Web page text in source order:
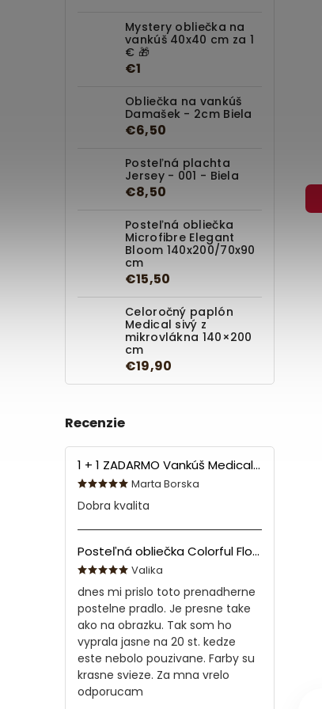
Mystery obliečka na
vankúš 40x40 cm za 1
€ 🎁
€1
Obliečka na vankúš
Damašek - 2cm Biela
€6,50
Posteľná plachta
Jersey - 001 - Biela
€8,50
Posteľná obliečka
Microfibre Elegant
Bloom 140x200/70x90
cm
€15,50
Celoročný paplón
Medical sivý z
mikrovlákna 140×200
cm
€19,90
Recenzie
1 + 1 ZADARMO Vankúš Medical 70x90 cm
Marta Borska
Dobra kvalita
Posteľná obliečka Colorful Flowers Modrá 140x200/70x90 cm
Valika
dnes mi prislo toto prenadherne
postelne pradlo. Je presne take
ako na obrazku. Tak som ho
vyprala jasne na 20 st. kedze
este nebolo pouzivane. Farby su
krasne svieze. Za mna vrelo
odporucam